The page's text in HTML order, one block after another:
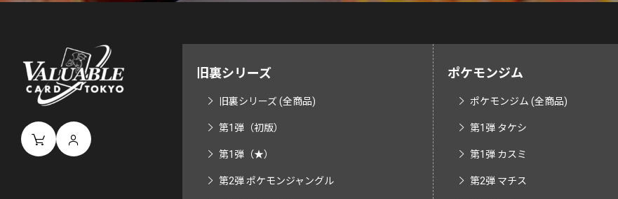
旧裏シリーズ
旧裏シリーズ (全商品)
第1弾（初版）
第1弾（★）
第2弾 ポケモンジャングル
ポケモンジム
ポケモンジム (全商品)
第1弾 タケシ
第1弾 カスミ
第2弾 マチス